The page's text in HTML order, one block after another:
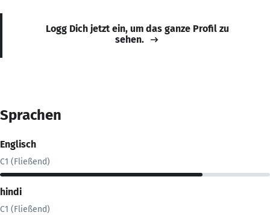
Logg Dich jetzt ein, um das ganze Profil zu
sehen.
Sprachen
Englisch
C1 (Fließend)
hindi
C1 (Fließend)